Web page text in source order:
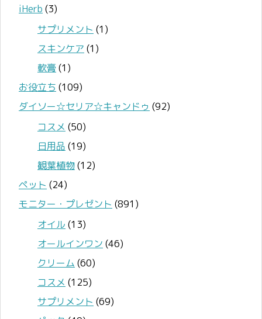
iHerb (3)
サプリメント (1)
スキンケア (1)
軟膏(1)
お役立ち (109)
ダイソー☆セリア☆キャンドゥ (92)
コスメ (50)
日用品 (19)
観葉植物(12)
ペット (24)
モニター・プレゼント (891)
オイル (13)
オールインワン (46)
クリーム (60)
コスメ (125)
サプリメント (69)